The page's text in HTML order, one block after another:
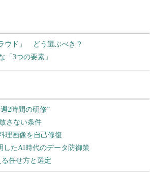
ウド」 どう選ぶべき？
3つの要素」